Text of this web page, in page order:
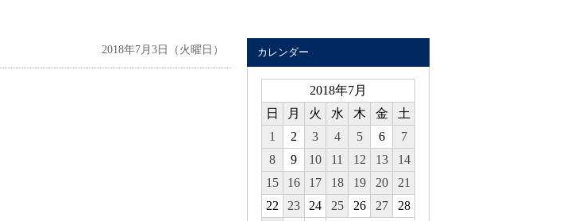
カレンダー
2018年7月
日
月 火 水 木 金
土
1
2 3 4 5 6
7
8
9 10 11 12 13
14
15
16 17 18 19 20
21
22
23 24 25 26 27
28
2018年7月3日（火曜日）